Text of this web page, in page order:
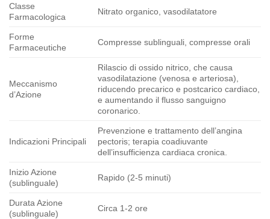
Classe
Farmacologica
Nitrato organico, vasodilatatore
Forme
Farmaceutiche
Compresse sublinguali, compresse orali
Meccanismo
d’Azione
Rilascio di ossido nitrico, che causa
vasodilatazione (venosa e arteriosa),
riducendo precarico e postcarico cardiaco,
e aumentando il flusso sanguigno
coronarico.
Indicazioni Principali
Prevenzione e trattamento dell’angina
pectoris; terapia coadiuvante
dell’insufficienza cardiaca cronica.
Inizio Azione
(sublinguale)
Rapido (2-5 minuti)
Durata Azione
(sublinguale)
Circa 1-2 ore